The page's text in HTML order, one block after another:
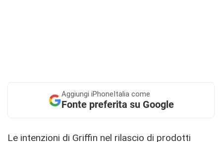
Aggiungi iPhoneItalia come
Fonte preferita su Google
Le intenzioni di Griffin nel rilascio di prodotti